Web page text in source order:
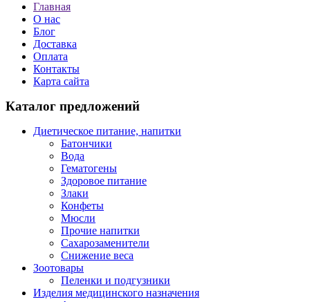
Главная
О нас
Блог
Доставка
Оплата
Контакты
Карта сайта
Каталог предложений
Диетическое питание, напитки
Батончики
Вода
Гематогены
Здоровое питание
Злаки
Конфеты
Мюсли
Прочие напитки
Сахарозаменители
Снижение веса
Зоотовары
Пеленки и подгузники
Изделия медицинского назначения